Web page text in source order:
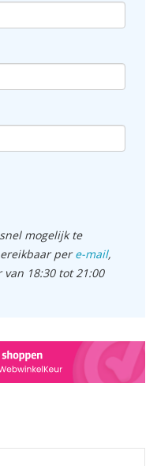
mogelijk te
pere-mail,
van 18:30 tot 21:00